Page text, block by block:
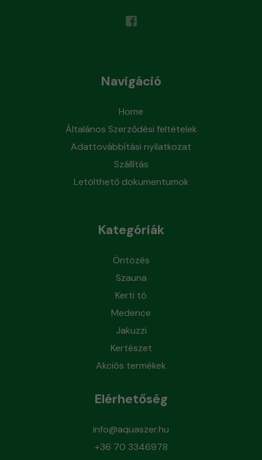
Navigáció
Home
Általános Szerződési feltételek
Adattovábbítási nyilatkozat
Szállítás
Letölthető dokumentumok
Kategóriák
Öntözés
Szauna
Kerti tó
Medence
Jakuzzi
Kertészet
Akciós termékek
Elérhetőség
info@aquaszer.hu
+36 70 3346978